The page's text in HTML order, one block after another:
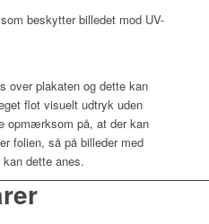
beskytter billedet mod UV-
over plakaten og dette kan
flot visuelt udtryk uden
opmærksom på, at der kan
folien, så på billeder med
dette anes.